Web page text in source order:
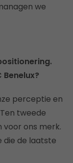
we
perceptie en
tweede
ons merk.
die de laatste